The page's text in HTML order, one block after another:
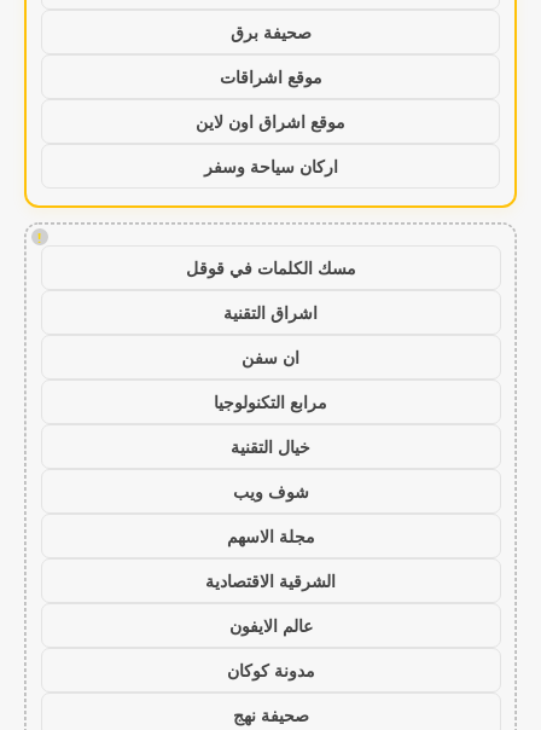
صحيفة برق
موقع اشراقات
موقع اشراق اون لاين
اركان سياحة وسفر
!
مسك الكلمات في قوقل
اشراق التقنية
ان سفن
مرابع التكنولوجيا
خيال التقنية
شوف ويب
مجلة الاسهم
الشرقية الاقتصادية
عالم الايفون
مدونة كوكان
صحيفة نهج